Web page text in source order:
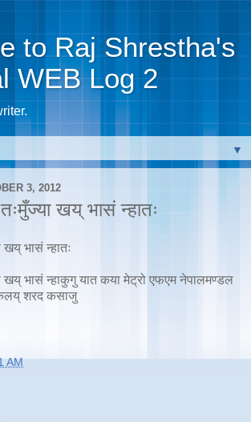
to Raj Shrestha's
WEB Log 2
▼
3, 2012
खय् भासं न्हातः
खय् भासं न्हातः
खय् भासं न्हाकुगु यात कया मेट्रो एफएम नेपालमण्डल
शरद कसाजु
AM